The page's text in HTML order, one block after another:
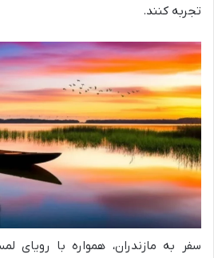
تجربه کنند.
سفر به مازندران، همواره با رویای